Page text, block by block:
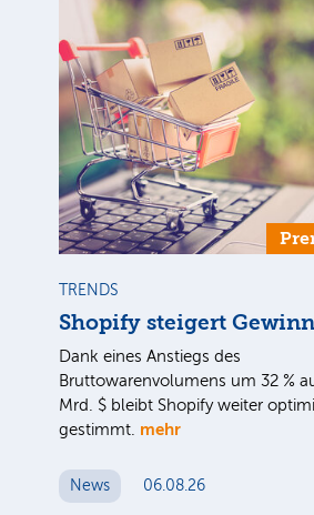
TRENDS
Shopify steigert Gewinn
Dank eines Anstiegs des
Bruttowarenvolumens um 32 %
Mrd. $ bleibt Shopify weiter
gestimmt. mehr
News 06.08.26